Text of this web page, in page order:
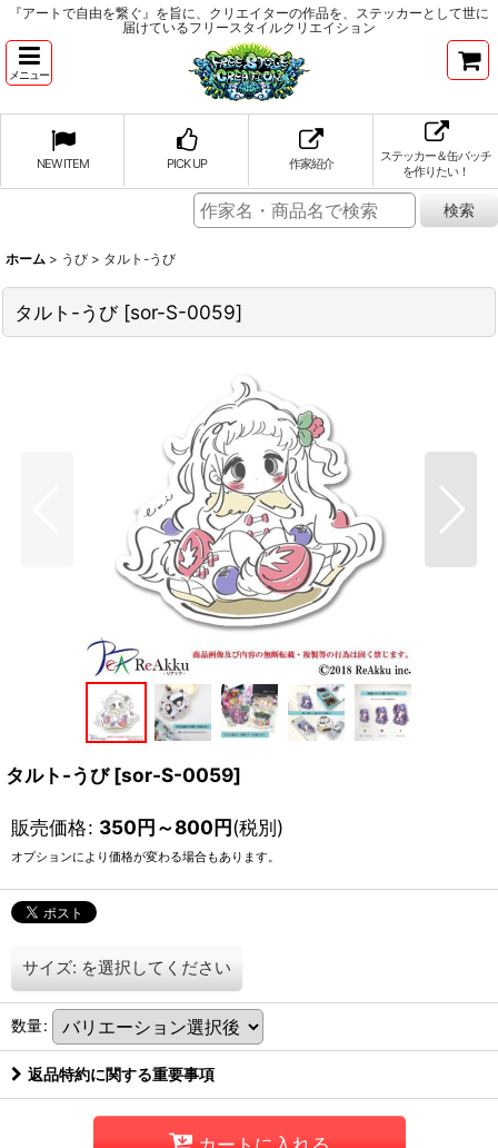
『アートで自由を繋ぐ』を旨に、クリエイターの作品を、ステッカーとして世に
届けているフリースタイルクリエイション
メニュー
NEW ITEM PICK UP 作家紹介
ステッカー＆缶バッチ
を作りたい！
ホーム > うび > タルト-うび
タルト-うび [sor-S-0059]
タルト-うび [sor-S-0059]
販売価格: 350円～800円(税別)
オプションにより価格が変わる場合もあります。
サイズ: を選択してください
数量:
返品特約に関する重要事項